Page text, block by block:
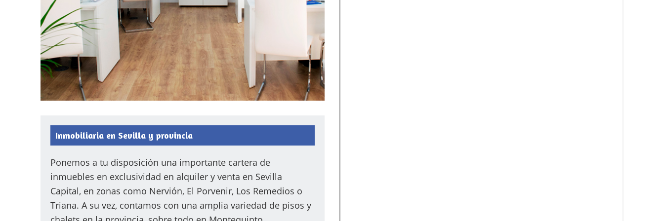
Inmobiliaria en Sevilla y provincia
Ponemos a tu disposición una importante cartera de
inmuebles en exclusividad en alquiler y venta en Sevilla
Capital, en zonas como Nervión, El Porvenir, Los Remedios o
Triana. A su vez, contamos con una amplia variedad de pisos y